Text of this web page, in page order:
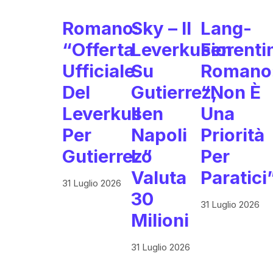
Romano:
“Offerta
Ufficiale
Del
Leverkusen
Per
Gutierrez”
31 Luglio 2026
Sky – Il
Leverkusen
Su
Gutierrez,
Il
Napoli
Lo
Valuta
30
Milioni
31 Luglio 2026
Lang-
“Non È
Una
Priorità
Per
31 Luglio 2026